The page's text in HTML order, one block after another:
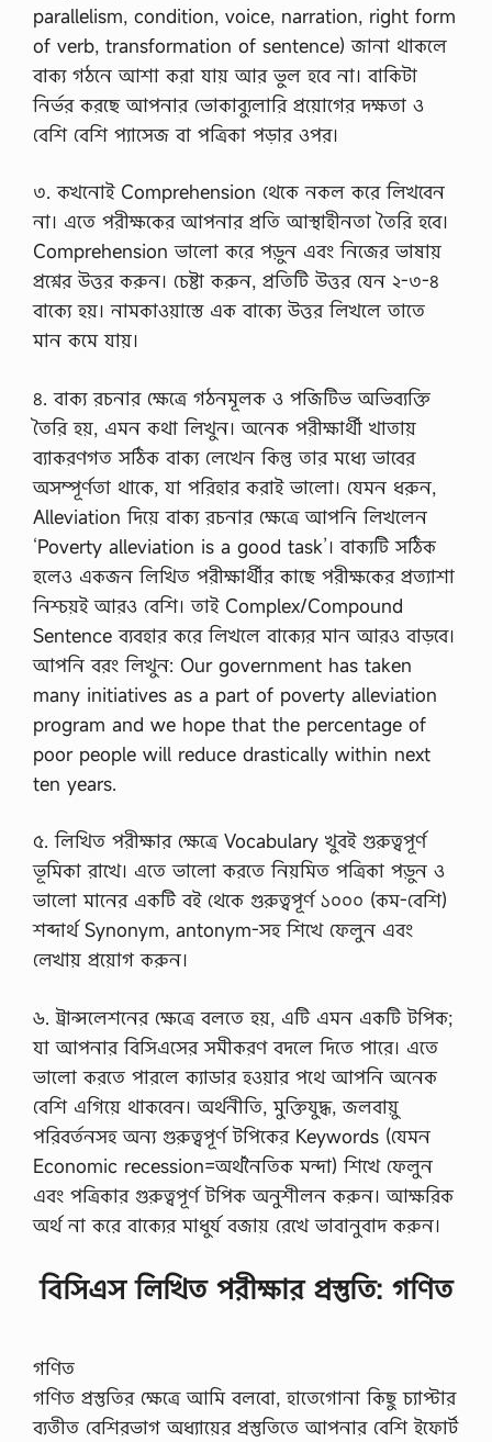
parallelism, condition, voice, narration, right form
of verb, transformation of sentence) জানা থাকলে
বাক্য গঠনে আশা করা যায় আর ভুল হবে না। বাকিটা
নির্ভর করছে আপনার ভোকাব্যুলারি প্রয়োগের দক্ষতা ও
বেশি বেশি প্যাসেজ বা পত্রিকা পড়ার ওপর।
৩. কখনোই Comprehension থেকে নকল করে লিখবেন
না। এতে পরীক্ষকের আপনার প্রতি আস্থাহীনতা তৈরি হবে।
Comprehension ভালো করে পড়ুন এবং নিজের ভাষায়
প্রশ্নের উত্তর করুন। চেষ্টা করুন, প্রতিটি উত্তর যেন ২-৩-৪
বাক্যে হয়। নামকাওয়াস্তে এক বাক্যে উত্তর লিখলে তাতে
মান কমে যায়।
৪. বাক্য রচনার ক্ষেত্রে গঠনমূলক ও পজিটিভ অভিব্যক্তি
তৈরি হয়, এমন কথা লিখুন। অনেক পরীক্ষার্থী খাতায়
ব্যাকরণগত সঠিক বাক্য লেখেন কিন্তু তার মধ্যে ভাবের
অসম্পূর্ণতা থাকে, যা পরিহার করাই ভালো। যেমন ধরুন,
Alleviation দিয়ে বাক্য রচনার ক্ষেত্রে আপনি লিখলেন
‘Poverty alleviation is a good task’। বাক্যটি সঠিক
হলেও একজন লিখিত পরীক্ষার্থীর কাছে পরীক্ষকের প্রত্যাশা
নিশ্চয়ই আরও বেশি। তাই Complex/Compound
Sentence ব্যবহার করে লিখলে বাক্যের মান আরও বাড়বে।
আপনি বরং লিখুন: Our government has taken
many initiatives as a part of poverty alleviation
program and we hope that the percentage of
poor people will reduce drastically within next
ten years.
৫. লিখিত পরীক্ষার ক্ষেত্রে Vocabulary খুবই গুরুত্বপূর্ণ
ভূমিকা রাখে। এতে ভালো করতে নিয়মিত পত্রিকা পড়ুন ও
ভালো মানের একটি বই থেকে গুরুত্বপূর্ণ ১০০০ (কম-বেশি)
শব্দার্থ Synonym, antonym-সহ শিখে ফেলুন এবং
লেখায় প্রয়োগ করুন।
৬. ট্রান্সলেশনের ক্ষেত্রে বলতে হয়, এটি এমন একটি টপিক;
যা আপনার বিসিএসের সমীকরণ বদলে দিতে পারে। এতে
ভালো করতে পারলে ক্যাডার হওয়ার পথে আপনি অনেক
বেশি এগিয়ে থাকবেন। অর্থনীতি, মুক্তিযুদ্ধ, জলবায়ু
পরিবর্তনসহ অন্য গুরুত্বপূর্ণ টপিকের Keywords (যেমন
Economic recession=অর্থনৈতিক মন্দা) শিখে ফেলুন
এবং পত্রিকার গুরুত্বপূর্ণ টপিক অনুশীলন করুন। আক্ষরিক
অর্থ না করে বাক্যের মাধুর্য বজায় রেখে ভাবানুবাদ করুন।
বিসিএস লিখিত পরীক্ষার প্রস্তুতি: গণিত
গণিত
গণিত প্রস্তুতির ক্ষেত্রে আমি বলবো, হাতেগোনা কিছু চ্যাপ্টার
ব্যতীত বেশিরভাগ অধ্যায়ের প্রস্তুতিতে আপনার বেশি ইফোর্ট